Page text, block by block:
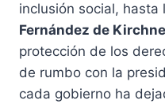
inclusión social, hasta
Fernández de
protección de los
de rumbo con la
cada gobierno ha